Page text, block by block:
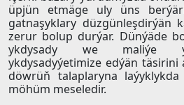
üpjün etmäge uly üns
gatnaşyklary düzgünleşdirýän
zerur bolup durýar. Dünýäde
ykdysady we maliýe
ykdysadyýetimize edýän täsirini
döwrüň talaplaryna
möhüm meseledir.